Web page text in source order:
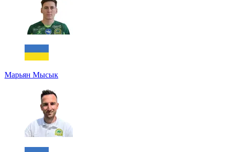
Марьян Мысык